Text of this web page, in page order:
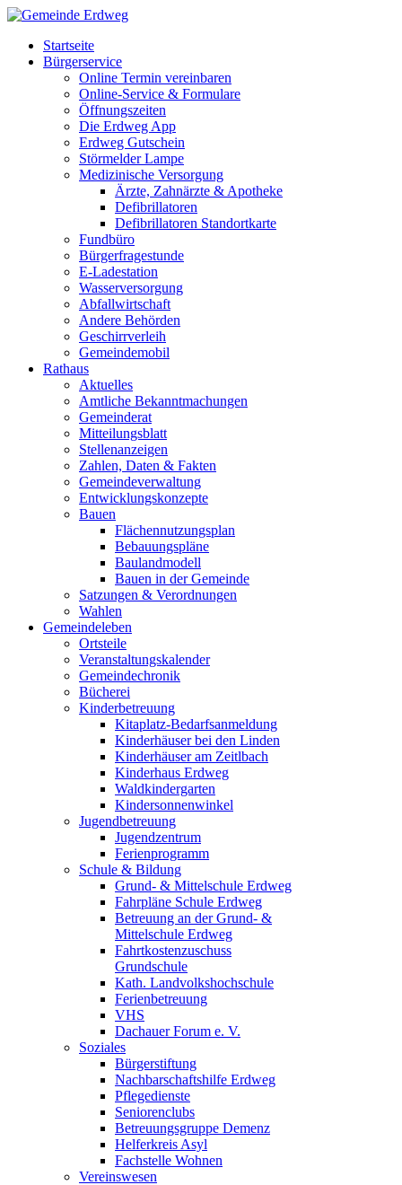
Startseite
Bürgerservice
Online Termin vereinbaren
Online-Service & Formulare
Öffnungszeiten
Die Erdweg App
Erdweg Gutschein
Störmelder Lampe
Medizinische Versorgung
Ärzte, Zahnärzte & Apotheke
Defibrillatoren
Defibrillatoren Standortkarte
Fundbüro
Bürgerfragestunde
E-Ladestation
Wasserversorgung
Abfallwirtschaft
Andere Behörden
Geschirrverleih
Gemeindemobil
Rathaus
Aktuelles
Amtliche Bekanntmachungen
Gemeinderat
Mitteilungsblatt
Stellenanzeigen
Zahlen, Daten & Fakten
Gemeindeverwaltung
Entwicklungskonzepte
Bauen
Flächennutzungsplan
Bebauungspläne
Baulandmodell
Bauen in der Gemeinde
Satzungen & Verordnungen
Wahlen
Gemeindeleben
Ortsteile
Veranstaltungskalender
Gemeindechronik
Bücherei
Kinderbetreuung
Kitaplatz-Bedarfsanmeldung
Kinderhäuser bei den Linden
Kinderhäuser am Zeitlbach
Kinderhaus Erdweg
Waldkindergarten
Kindersonnenwinkel
Jugendbetreuung
Jugendzentrum
Ferienprogramm
Schule & Bildung
Grund- & Mittelschule Erdweg
Fahrpläne Schule Erdweg
Betreuung an der Grund- &
Mittelschule Erdweg
Fahrtkostenzuschuss
Grundschule
Kath. Landvolkshochschule
Ferienbetreuung
VHS
Dachauer Forum e. V.
Soziales
Bürgerstiftung
Nachbarschaftshilfe Erdweg
Pflegedienste
Seniorenclubs
Betreuungsgruppe Demenz
Helferkreis Asyl
Fachstelle Wohnen
Vereinswesen